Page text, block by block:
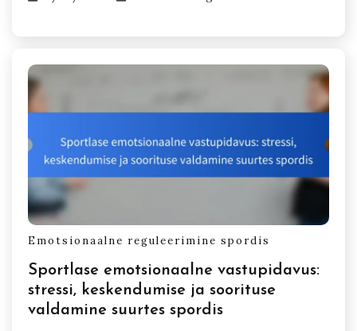
Emotsionaalne reguleerimine spordis
Sportlase emotsionaalne vastupidavus:
stressi, keskendumise ja soorituse
valdamine suurtes spordis